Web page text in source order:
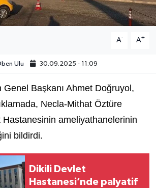
A- A+
Ulu 30.09.2025 - 11:09
Genel Başkanı Ahmet Doğruyol,
Necla-Mithat Öztüre
ameliyathanelerinin
bildirdi.
Dikili Devlet
Hastanesi’nde palyatif